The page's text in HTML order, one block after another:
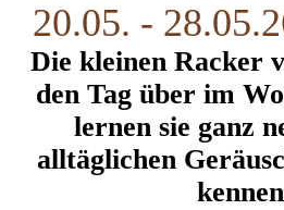
20.05. -
Die kleinen Racker
den Tag über im
lernen sie ganz
alltäglichen